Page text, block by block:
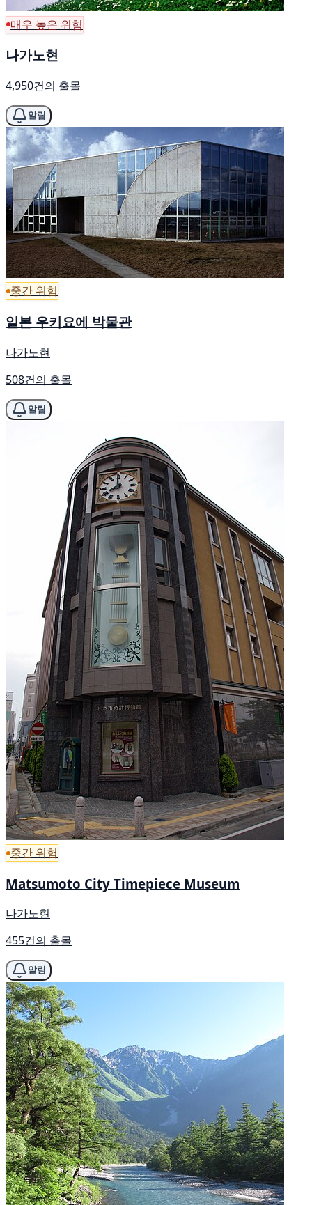
매우 높은 위험
나가노현
4,950건의 출몰
알림
중간 위험
일본 우키요에 박물관
나가노현
508건의 출몰
알림
중간 위험
Matsumoto City Timepiece Museum
나가노현
455건의 출몰
알림